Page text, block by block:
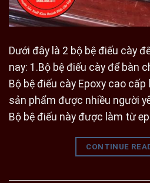
Dưới đây là 2 bộ bệ điếu cày
nay: 1.Bộ bệ điếu cày để bàn
Bộ bệ điếu cày Epoxy cao
sản phẩm được nhiều người
Bộ bệ điếu này được làm từ
CONTINUE